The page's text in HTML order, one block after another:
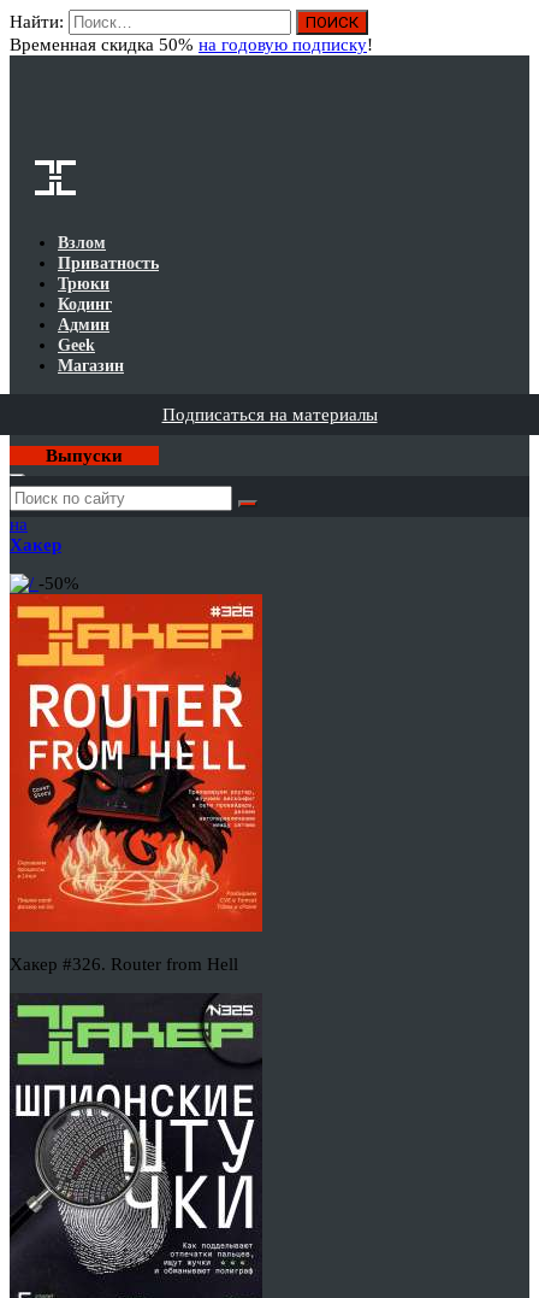
Найти:
Временная скидка 50% на годовую подписку!
Взлом
Приватность
Трюки
Кодинг
Админ
Geek
Магазин
Подписаться на материалы
Выпуски
Годовая
подписка
на
Хакер
-50%
Хакер #326. Router from Hell